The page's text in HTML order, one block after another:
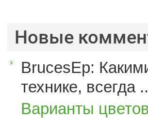
Новые
BrucesEp:
технике, всегда
Варианты